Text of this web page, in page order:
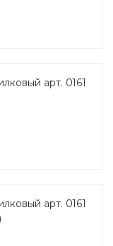
арт. 0161
арт. 0161